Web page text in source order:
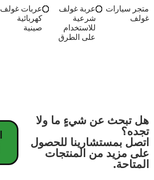
متجر سيارات
غولف
عربة غولف
شرعية
للاستخدام
على الطرق
عربات غولف
كهربائية
صينية
هل تبحث عن شيءٍ ما ولا
تجده؟
اتصل بمستشارينا للحصول
على مزيد من المنتجات
المتاحة.